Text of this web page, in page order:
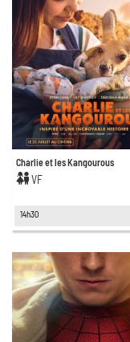
Charlie et les Kangourous
VF
14h30